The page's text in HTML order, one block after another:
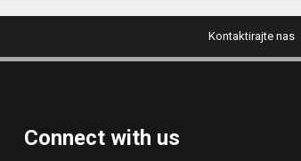
Kontaktirajte nas
Connect with us